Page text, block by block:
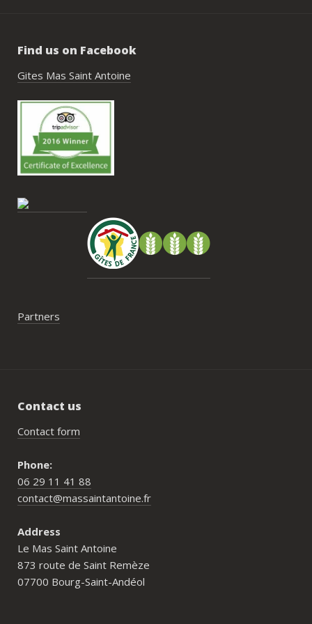
piscine, nature, tranquillité, nombreux
hébergements et beaucoup d’activités à
très beau souvenir de ce week-end et
nous recommandons le Mas Saint-
Antoine sans hésitation.**La seule petite
contrainte du week-end concerne la
gestion des déchets, puisqu’il n’y a pas
de tri directement sur le domaine et qu’il
faut se rendre au village. Cela ne nous a
pas posé de véritable problème, mais ce
serait un vrai plus à l’avenir.
Find us on Facebook
Gites Mas Saint Antoine
Partners
Contact us
Contact form
Phone:
06 29 11 41 88
contact@massaintantoine.fr
Address
Le Mas Saint Antoine
873 route de Saint Remèze
07700 Bourg-Saint-Andéol